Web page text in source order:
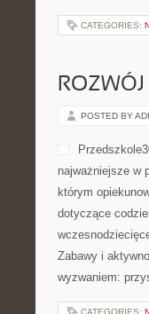
CATEGORIES:
POSTED BY
najważniejsze w
którym
dotyczące
Zabawy i
wyzwaniem:
CATEGORIES: